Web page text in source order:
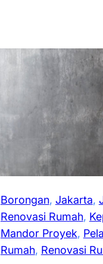
Borongan, Jakarta,
Renovasi Rumah,
Mandor Proyek,
Rumah, Renovasi